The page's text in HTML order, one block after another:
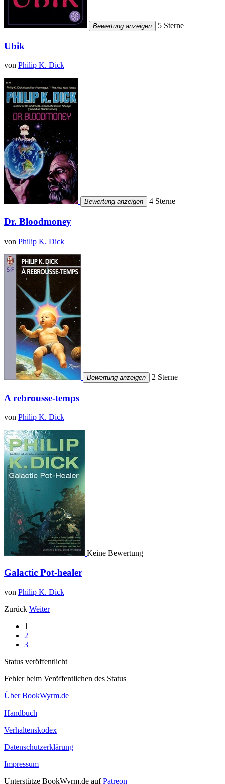
Bewertung anzeigen 5 Sterne
Ubik
von Philip K. Dick
Bewertung anzeigen 4 Sterne
Dr. Bloodmoney
von Philip K. Dick
Bewertung anzeigen 2 Sterne
A rebrousse-temps
von Philip K. Dick
Keine Bewertung
Galactic Pot-healer
von Philip K. Dick
Zurück Weiter
1
2
3
Status veröffentlicht
Fehler beim Veröffentlichen des Status
Über BookWyrm.de
Handbuch
Verhaltenskodex
Datenschutzerklärung
Impressum
Unterstütze BookWyrm.de aufPatreon